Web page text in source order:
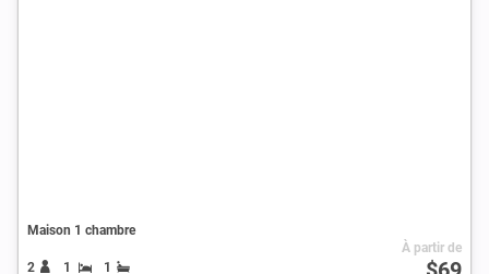
Maison 1 chambre
2 1
1
À partir de